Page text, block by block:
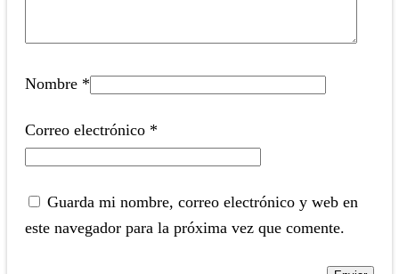
Nombre *
Correo electrónico *
Guarda mi nombre, correo electrónico y web en
este navegador para la próxima vez que comente.